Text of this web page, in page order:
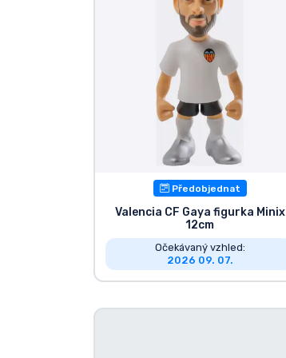
Předobjednat
Valencia CF Gaya figurka Minix
12cm
Očekávaný vzhled:
2026 09. 07.
Hráčské věci